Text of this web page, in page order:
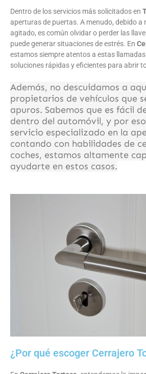
Dentro de los servicios más solicitados en
aperturas de puertas. A menudo, debido a
agitado, es común olvidar o perder las
puede generar situaciones de estrés. En
estamos siempre atentos a estas
soluciones rápidas y eficientes para abrir
Además, no descuidamos a
propietarios de vehículos que
apuros. Sabemos que es fácil
dentro del automóvil, y por
servicio especializado en la
contando con habilidades de
coches, estamos altamente
ayudarte en estos casos.
¿Por qué escoger Cerrajero